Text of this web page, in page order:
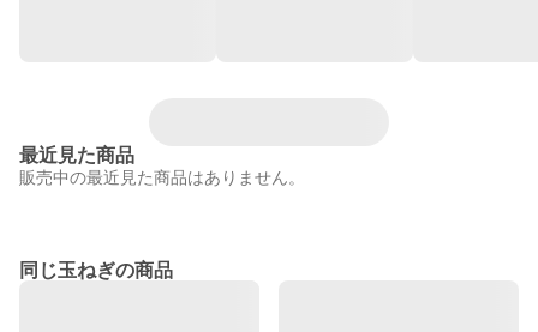
最近見た商品
販売中の最近見た商品はありません。
同じ玉ねぎの商品